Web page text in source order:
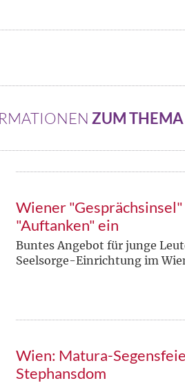
ZUM THEMA
Wiener
"Auftanken" ein
Buntes Angebot für junge
Seelsorge-Einrichtung im
Wien: Matura-
Stephansdom